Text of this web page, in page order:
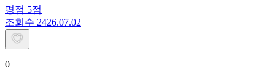
평점 5점
조회수 2426.07.02
0